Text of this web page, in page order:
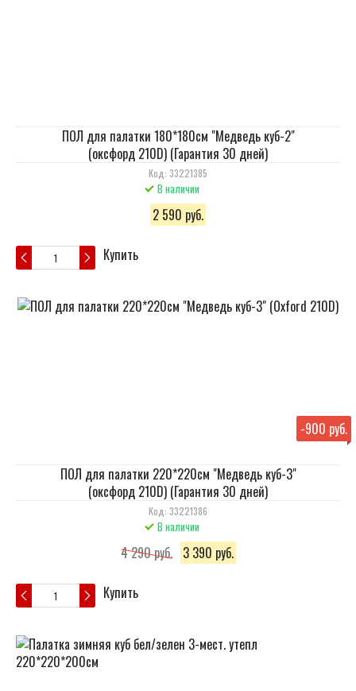
ПОЛ для палатки 180*180см "Медведь куб-2"
(оксфорд 210D) (Гарантия 30 дней)
Код: 33221385
В наличии
2 590 руб.
Купить
-900 руб.
ПОЛ для палатки 220*220см "Медведь куб-3"
(оксфорд 210D) (Гарантия 30 дней)
Код: 33221386
В наличии
4 290 руб. 3 390 руб.
Купить